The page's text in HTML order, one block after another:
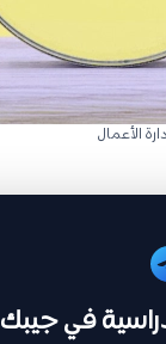
الأعمال
في جيبك